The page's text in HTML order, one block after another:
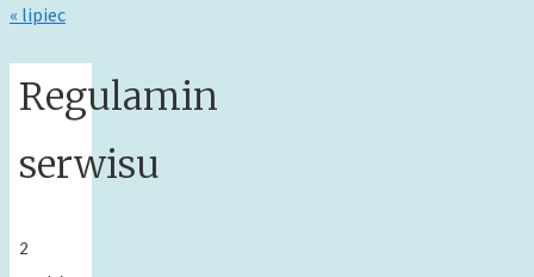
« lipiec
Regulamin
serwisu
2